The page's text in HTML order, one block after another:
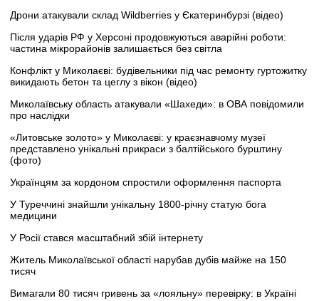
Дрони атакували склад Wildberries у Єкатеринбурзі (відео)
Після ударів РФ у Херсоні продовжуються аварійні роботи:
частина мікрорайонів залишається без світла
Конфлікт у Миколаєві: будівельники під час ремонту гуртожитку
викидають бетон та цеглу з вікон (відео)
Миколаївську область атакували «Шахеди»: в ОВА повідомили
про наслідки
«Литовське золото» у Миколаєві: у краєзнавчому музеї
представлено унікальні прикраси з балтійського бурштину
(фото)
Українцям за кордоном спростили оформлення паспорта
У Туреччині знайшли унікальну 1800-річну статую бога
медицини
У Росії стався масштабний збій інтернету
Житель Миколаївської області нарубав дубів майже на 150
тисяч
Вимагали 80 тисяч гривень за «лояльну» перевірку: в Україні